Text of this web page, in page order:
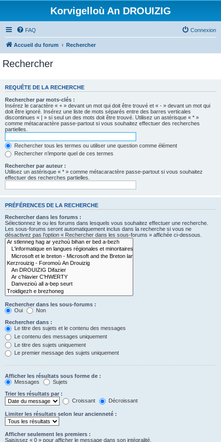
Korvigelloù An DROUIZIG
FAQ Connexion
Accueil du forum Rechercher
Rechercher
REQUÊTE DE LA RECHERCHE
Rechercher par mots-clés :
Insérez le caractère « + » devant un mot qui doit être trouvé et « - » devant un mot qui
doit être ignoré. Insérez une liste de mots séparés entre des barres verticales
discontinues « | » si seul un des mots doit être trouvé. Utilisez un astérisque « * »
comme métacaractère passe-partout si vous souhaitez effectuer des recherches
partielles.
Rechercher tous les termes ou utiliser une question comme élément
Rechercher n’importe quel de ces termes
Rechercher par auteur :
Utilisez un astérisque « * » comme métacaractère passe-partout si vous souhaitez
effectuer des recherches partielles.
PRÉFÉRENCES DE LA RECHERCHE
Rechercher dans les forums :
Sélectionnez le ou les forums dans lesquels vous souhaitez effectuer une recherche.
Les sous-forums seront automatiquement inclus dans la recherche si vous ne
désactivez pas l’option « Rechercher dans les sous-forums » affichée ci-dessous.
Rechercher dans les sous-forums :
Oui
Non
Rechercher dans :
Le titre des sujets et le contenu des messages
Le contenu des messages uniquement
Le titre des sujets uniquement
Le premier message des sujets uniquement
Afficher les résultats sous forme de :
Messages
Sujets
Trier les résultats par :
Croissant
Décroissant
Limiter les résultats selon leur ancienneté :
Afficher seulement les premiers :
Saisissez « 0 » pour afficher le message dans son intégralité.